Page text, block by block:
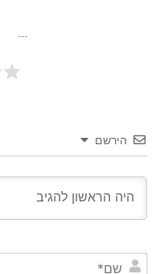
הירשם